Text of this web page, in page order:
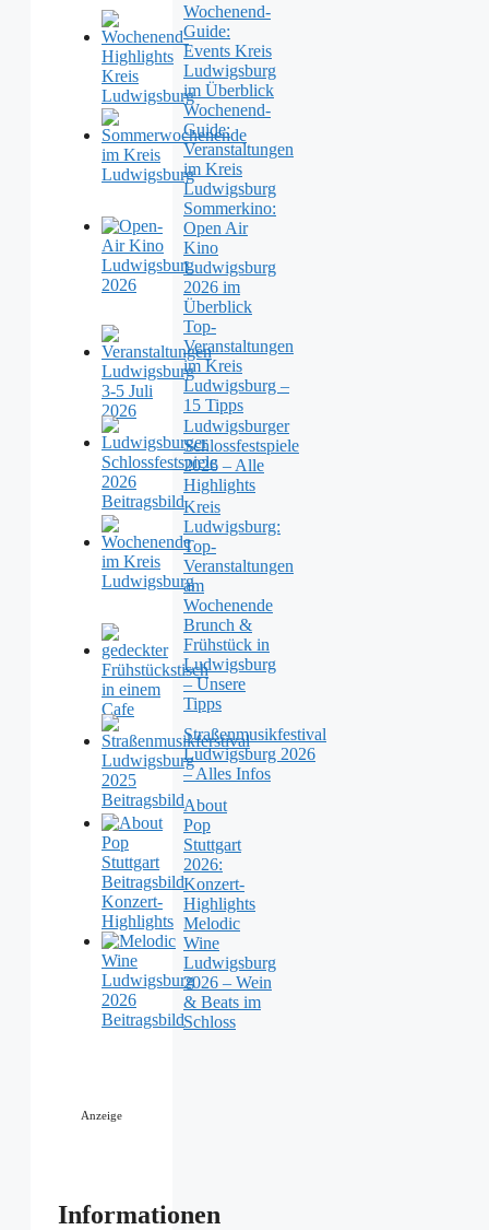
Wochenend-
Guide:
Events Kreis
Ludwigsburg
im Überblick
Wochenend-
Guide:
Veranstaltungen
im Kreis
Ludwigsburg
Sommerkino:
Open Air
Kino
Ludwigsburg
2026 im
Überblick
Top-
Veranstaltungen
im Kreis
Ludwigsburg –
15 Tipps
Ludwigsburger
Schlossfestspiele
2026 – Alle
Highlights
Kreis
Ludwigsburg:
Top-
Veranstaltungen
am
Wochenende
Brunch &
Frühstück in
Ludwigsburg
– Unsere
Tipps
Straßenmusikfestival
Ludwigsburg 2026
– Alles Infos
About
Pop
Stuttgart
2026:
Konzert-
Highlights
Melodic
Wine
Ludwigsburg
2026 – Wein
& Beats im
Schloss
Anzeige
Informationen